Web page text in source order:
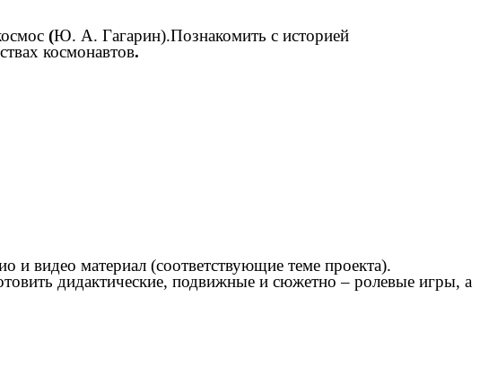
(Ю. А. Гагарин).Познакомить с историей
космонавтов.
и видео материал (соответствующие теме проекта).
дидактические, подвижные и сюжетно – ролевые игры, а